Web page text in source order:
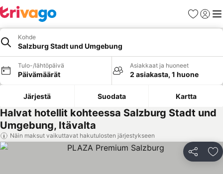
Suosikit
Kohde
Salzburg Stadt und Umgebung
Tulo-/lähtöpäivä
Päivämäärät
Asiakkaat ja huoneet
2 asiakasta, 1 huone
Järjestä Suodata Kartta
Halvat hotellit kohteessa Salzburg Stadt und
Umgebung, Itävalta
Näin maksut vaikuttavat hakutulosten järjestykseen
Jaa